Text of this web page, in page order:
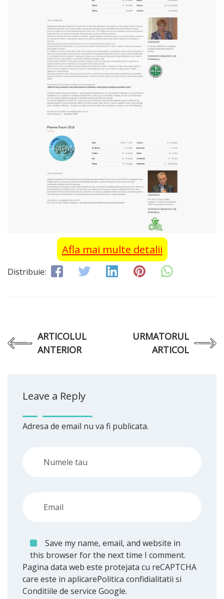
Afla mai multe detalii
Distribuie:
ARTICOLUL
ANTERIOR
URMATORUL
ARTICOL
Leave a Reply
Adresa de email nu va fi publicata.
Save my name, email, and website in
this browser for the next time I comment.
Pagina data web este protejata cu reCAPTCHA
care este in aplicarePolitica confidialitatii si
Conditiile de service Google.